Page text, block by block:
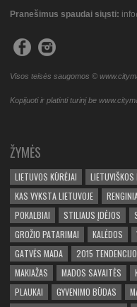
Pranešimus spaudai siųsti:
Visos teisės saugomos ©
Kopijuoti ir platinti turinį be
ŽYMĖS
LIETUVOS KŪRĖJAI LIETUVIŠKOS
KAS VYKSTA LIETUVOJE
POKALBIAI
STILIAUS ĮDĖJOS
GROŽIO PATARIMAI
KALĖDOS
GATVĖS MADA
2015
MAKIAŽAS
MADOS SAVAITĖS
PLAUKAI
GYVENIMO BŪDAS